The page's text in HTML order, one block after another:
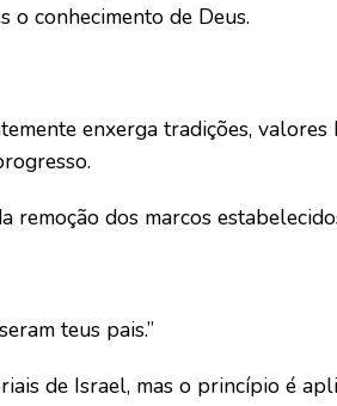
o conhecimento de Deus.
enxerga tradições, valores
remoção dos marcos
teus pais.”
de Israel, mas o princípio é